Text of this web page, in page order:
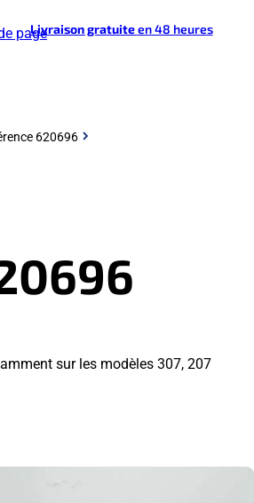
page
Livraison gratuiteen 48 heures
620696
sur les modèles 307, 207